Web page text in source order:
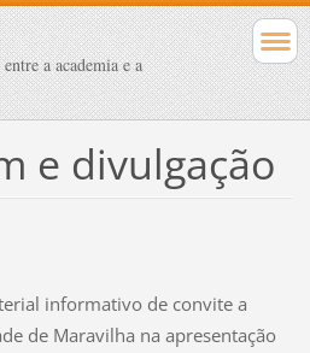
a academia e a
e divulgação
informativo de convite a
de Maravilha na apresentação